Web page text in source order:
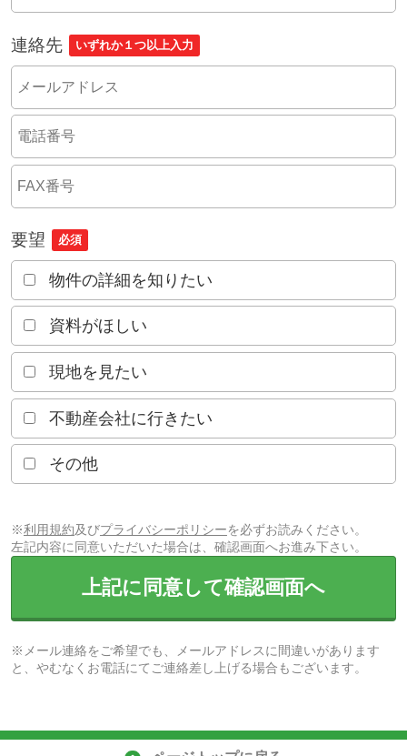
連絡先 いずれか１つ以上入力
要望 必須
物件の詳細を知りたい
資料がほしい
現地を見たい
不動産会社に行きたい
その他
※利用規約及びプライバシーポリシーを必ずお読みください。
左記内容に同意いただいた場合は、確認画面へお進み下さい。
上記に同意して確認画面へ
※メール連絡をご希望でも、メールアドレスに間違いがあります
と、やむなくお電話にてご連絡差し上げる場合もございます。